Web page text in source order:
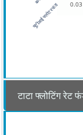
0.03
यूटीआई फ्लोटर फंड